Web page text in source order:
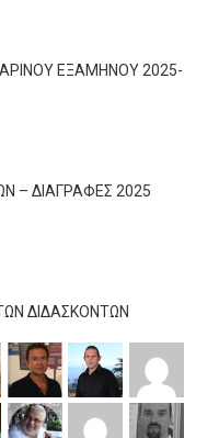
ΕΞΑΜΗΝΟΥ 2025-
– ΔΙΑΓΡΑΦΕΣ 2025
ΔΙΔΆΣΚΟΝΤΩΝ